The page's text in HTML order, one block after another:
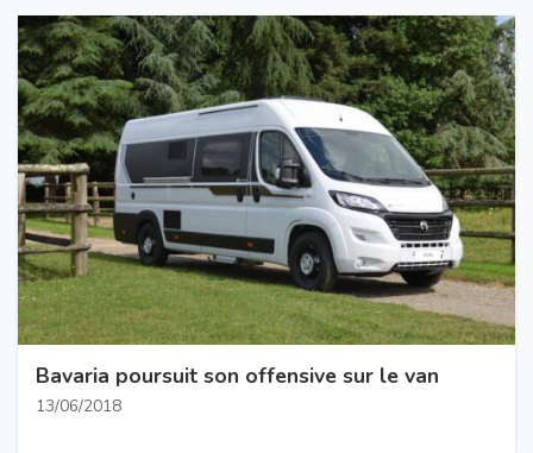
Bavaria poursuit son offensive sur le van
13/06/2018